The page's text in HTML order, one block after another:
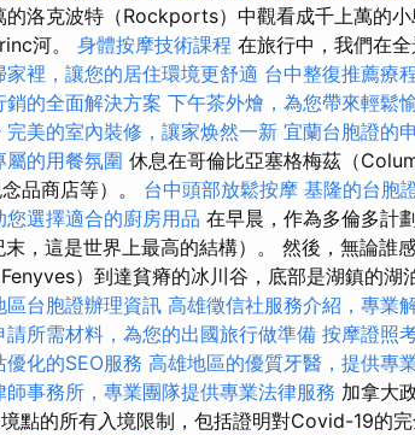
洛克波特（Rockports）中觀看成千上萬的小
河。 身體按摩技術課程 在旅行中，我們在
家裡，讓您的居住環境更舒適 台中整復推薦療
銷的全面解決方案 下午茶外燴，為您帶來輕鬆
完美的室內裝修，讓家焕然一新 宜蘭台胞證的
屬的用餐氛圍 休息在哥倫比亞塞格梅茲（
品商店等）。 台中頭部放鬆按摩 基隆的台胞
選擇適合的廚房用品 在早晨，作為多倫多計
，這是世界上最高的結構）。 然後，無論誰
）到達貧瘠的冰川谷，底部是湖鎮的湖
區台胞證辦理資訊 高雄徵信社服務介紹，專業
請所需材料，為您的出國旅行做準備 按摩證照
優化的SEO服務 高雄地區的優質牙醫，提供專
師事務所，專業團隊提供專業法律服務 加拿大
點的所有入境限制，包括證明對Covid-19的